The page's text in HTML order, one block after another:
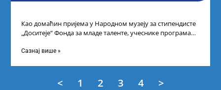
Као домаћин пријема у Народном музеју за стипендисте
„Доситеје“ Фонда за младе таленте, учеснике програма
Сазнај више »
< 1 2 3 4 >